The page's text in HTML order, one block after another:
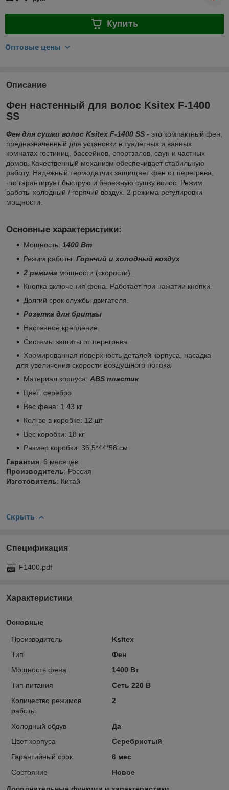
Купить
Оптовые цены
Описание
Фен настенный для волос Ksitex F-1400
SS
Фен для сушки волос Ksitex F-1400 SS - это компактный фен,
предназначенный для установки в туалетных и ванных
комнатах гостиниц, бассейнов, спортзалов, саун и частных
домов. Качественный механизм обеспечивает стабильную
работу. Надежный термодатчик защищает фен от перегрева,
что гарантирует быструю и бережную сушку волос. Режим
работы холодный / горячий воздух. 2 режима регулировки
мощности.
Основные характеристики:
Мощность: 1400 Вт
Режим работы: Горячий и холодный воздух
2 режима мощности (скорости).
Кнопка включения фена. Работает при нажатии кнопки.
Долгий срок службы двигателя.
Розетка для бритвы
Настенное крепление.
Системы защиты от перегрева.
Хромированная поверхность деталей корпуса, насадка
для увеличения скорости воздушного потока
Материал корпуса: ABS пластик
Цвет: cеребро
Вес фена: 1.43 кг
Кол-во в коробке: 12 шт
Вес коробки: 18 кг
Размер коробки: 36,5*44*56 см
Гарантия: 6 месяцев
Производитель: Россия
Изготовитель: Китай
Скрыть
Спецификация
F1400.pdf
Характеристики
Основные
Производитель
Ksitex
Тип
Фен
Мощность фена
1400 Вт
Тип питания
Сеть 220 В
Количество режимов
работы
2
Холодный обдув
Да
Цвет корпуса
Серебристый
Гарантийный срок
6 мес
Состояние
Новое